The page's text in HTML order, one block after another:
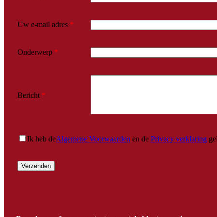
Uw e-mail adres *
Onderwerp *
Bericht *
Ik heb deAlgemene Voorwaarden en de Privacy verklaring